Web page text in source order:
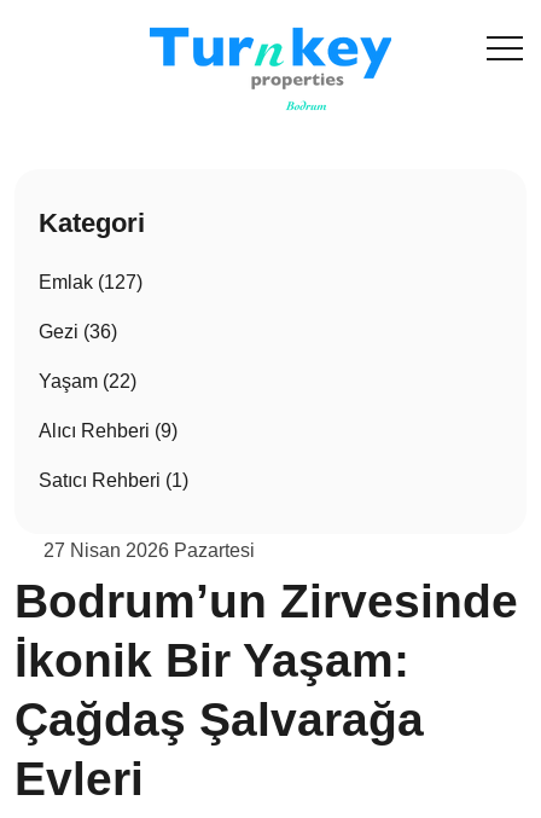
Kategori
Emlak (127)
Gezi (36)
Yaşam (22)
Alıcı Rehberi (9)
Satıcı Rehberi (1)
27 Nisan 2026 Pazartesi
Bodrum’un Zirvesinde
İkonik Bir Yaşam:
Çağdaş Şalvarağa
Evleri